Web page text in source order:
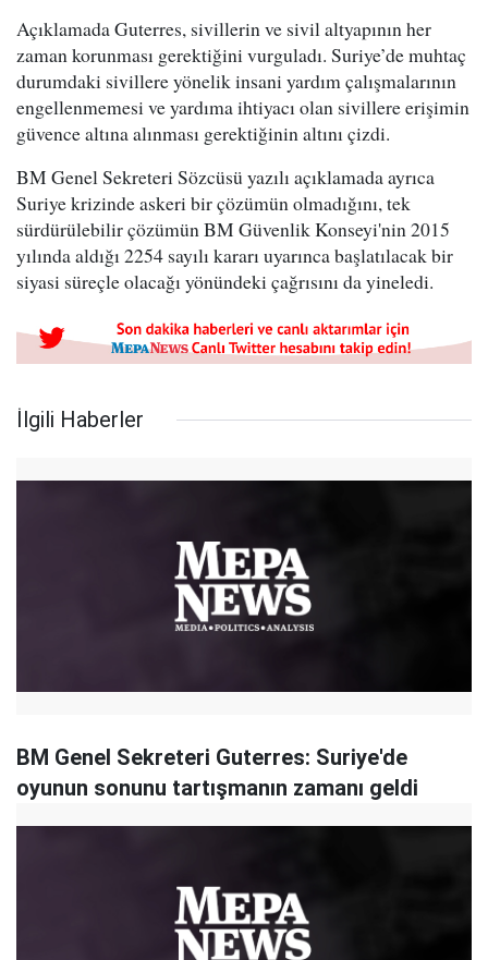
Açıklamada Guterres, sivillerin ve sivil altyapının her
zaman korunması gerektiğini vurguladı. Suriye’de muhtaç
durumdaki sivillere yönelik insani yardım çalışmalarının
engellenmemesi ve yardıma ihtiyacı olan sivillere erişimin
güvence altına alınması gerektiğinin altını çizdi.
BM Genel Sekreteri Sözcüsü yazılı açıklamada ayrıca
Suriye krizinde askeri bir çözümün olmadığını, tek
sürdürülebilir çözümün BM Güvenlik Konseyi'nin 2015
yılında aldığı 2254 sayılı kararı uyarınca başlatılacak bir
siyasi süreçle olacağı yönündeki çağrısını da yineledi.
İlgili Haberler
BM Genel Sekreteri Guterres: Suriye'de
oyunun sonunu tartışmanın zamanı geldi